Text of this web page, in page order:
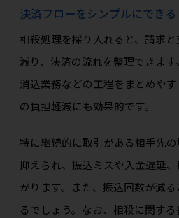
決済フローをシンプルにできる
相殺処理を採り入れると、請求
減り、決済の流れを整理できます
消込業務などの工程をまとめや
の負担軽減にも効果的です。
特に継続的に取引がある相手先
抑えられ、振込ミスや入金遅延
がります。また、振込回数が減
るでしょう。なお、相殺に関す